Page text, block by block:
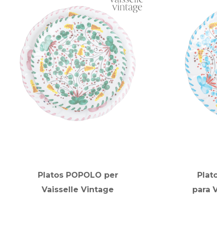
Platos POPOLO per
Vaisselle Vintage
para